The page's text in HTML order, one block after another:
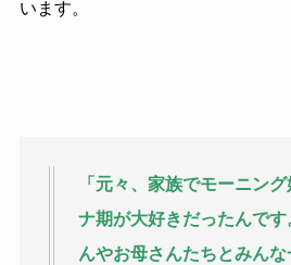
います。
「元々、家族でモーニン
ナ期が大好きだったんで
んやお母さんたちとみん